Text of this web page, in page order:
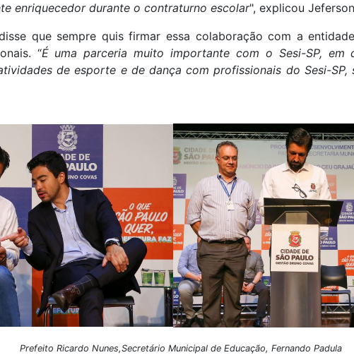
enriquecedor durante o contraturno escolar", explicou
que sempre quis firmar essa colaboração com a
“É uma parceria muito importante com o Sesi-SP, em
de esporte e de dança com profissionais do Sesi-SP,
Prefeito Ricardo Nunes,Secretário Municipal de Educação, Fernando Padula